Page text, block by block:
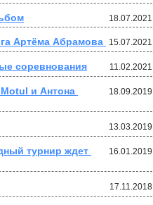
18.07.2021
15.07.2021
Артёма Абрамова
11.02.2021
соревнования
18.09.2019
и Антона
13.03.2019
16.01.2019
турнир ждет
17.11.2018